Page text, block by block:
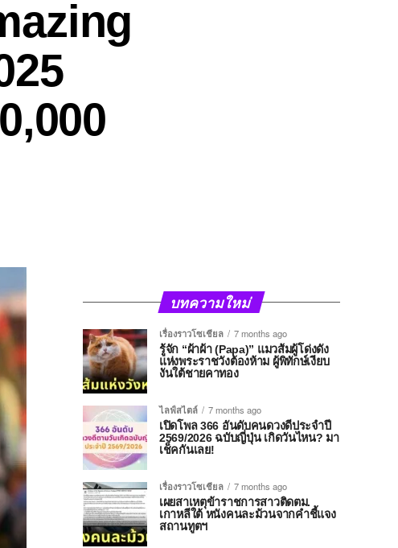
บทความใหม่
เรื่องราวโซเชียล
7 months ago
รู้จัก “ผ้าผ้า (Papa)” แมวส้มผู้โด่งดัง
แห่งพระราชวังต้องห้าม ผู้พิทักษ์เงียบ
งันใต้ชายคาทอง
ไลฟ์สไตล์
7 months ago
เปิดโพล 366 อันดับคนดวงดีประจำปี
2569/2026 ฉบับญี่ปุ่น เกิดวันไหน? มา
เช็คกันเลย!
เรื่องราวโซเชียล
7 months ago
เผยสาเหตุข้าราชการสาวติดตม.
เกาหลีใต้ หนังคนละม้วนจากคำชี้แจง
สถานทูตฯ